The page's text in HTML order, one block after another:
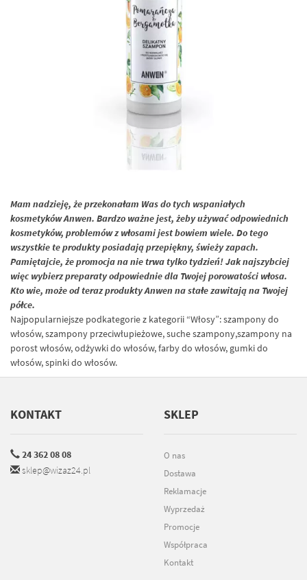
Mam nadzieję, że przekonałam Was do tych wspaniałych
kosmetyków Anwen. Bardzo ważne jest, żeby używać odpowiednich
kosmetyków, problemów z włosami jest bowiem wiele. Do tego
wszystkie te produkty posiadają przepiękny, świeży zapach.
Pamiętajcie, że promocja na nie trwa tylko tydzień! Jak najszybciej
więc wybierz preparaty odpowiednie dla Twojej porowatości włosa.
Kto wie, może od teraz produkty Anwen na stałe zawitają na Twojej
półce.
Najpopularniejsze podkategorie z kategorii “Włosy”:szampony do
włosów,szampony przeciwłupieżowe,suche szampony,szampony na
porost włosów,odżywki do włosów,farby do włosów, gumki do
włosów,spinki do włosów.
KONTAKT
24 362 08 08
sklep@wizaz24.pl
SKLEP
O nas
Dostawa
Reklamacje
Wyprzedaż
Promocje
Współpraca
Kontakt